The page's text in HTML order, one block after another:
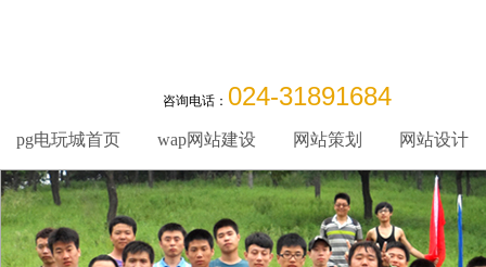
咨询电话： 024-31891684
pg电玩城首页 wap网站建设 网站策划 网站设计